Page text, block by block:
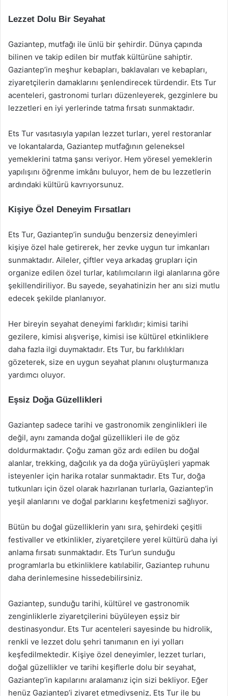
Lezzet Dolu Bir Seyahat
Gaziantep, mutfağı ile ünlü bir şehirdir. Dünya çapında
bilinen ve takip edilen bir mutfak kültürüne sahiptir.
Gaziantep’in meşhur kebapları, baklavaları ve kebapları,
ziyaretçilerin damaklarını şenlendirecek türdendir. Ets Tur
acenteleri, gastronomi turları düzenleyerek, gezginlere bu
lezzetleri en iyi yerlerinde tatma fırsatı sunmaktadır.
Ets Tur vasıtasıyla yapılan lezzet turları, yerel restoranlar
ve lokantalarda, Gaziantep mutfağının geleneksel
yemeklerini tatma şansı veriyor. Hem yöresel yemeklerin
yapılışını öğrenme imkânı buluyor, hem de bu lezzetlerin
ardındaki kültürü kavrıyorsunuz.
Kişiye Özel Deneyim Fırsatları
Ets Tur, Gaziantep’in sunduğu benzersiz deneyimleri
kişiye özel hale getirerek, her zevke uygun tur imkanları
sunmaktadır. Aileler, çiftler veya arkadaş grupları için
organize edilen özel turlar, katılımcıların ilgi alanlarına göre
şekillendiriliyor. Bu sayede, seyahatinizin her anı sizi mutlu
edecek şekilde planlanıyor.
Her bireyin seyahat deneyimi farklıdır; kimisi tarihi
gezilere, kimisi alışverişe, kimisi ise kültürel etkinliklere
daha fazla ilgi duymaktadır. Ets Tur, bu farklılıkları
gözeterek, size en uygun seyahat planını oluşturmanıza
yardımcı oluyor.
Eşsiz Doğa Güzellikleri
Gaziantep sadece tarihi ve gastronomik zenginlikleri ile
değil, aynı zamanda doğal güzellikleri ile de göz
doldurmaktadır. Çoğu zaman göz ardı edilen bu doğal
alanlar, trekking, dağcılık ya da doğa yürüyüşleri yapmak
isteyenler için harika rotalar sunmaktadır. Ets Tur, doğa
tutkunları için özel olarak hazırlanan turlarla, Gaziantep’in
yeşil alanlarını ve doğal parklarını keşfetmenizi sağlıyor.
Bütün bu doğal güzelliklerin yanı sıra, şehirdeki çeşitli
festivaller ve etkinlikler, ziyaretçilere yerel kültürü daha iyi
anlama fırsatı sunmaktadır. Ets Tur’un sunduğu
programlarla bu etkinliklere katılabilir, Gaziantep ruhunu
daha derinlemesine hissedebilirsiniz.
Gaziantep, sunduğu tarihi, kültürel ve gastronomik
zenginliklerle ziyaretçilerini büyüleyen eşsiz bir
destinasyondur. Ets Tur acenteleri sayesinde bu hidrolik,
renkli ve lezzet dolu şehri tanımanın en iyi yolları
keşfedilmektedir. Kişiye özel deneyimler, lezzet turları,
doğal güzellikler ve tarihi keşiflerle dolu bir seyahat,
Gaziantep’in kapılarını aralamanız için sizi bekliyor. Eğer
henüz Gaziantep’i ziyaret etmediyseniz, Ets Tur ile bu